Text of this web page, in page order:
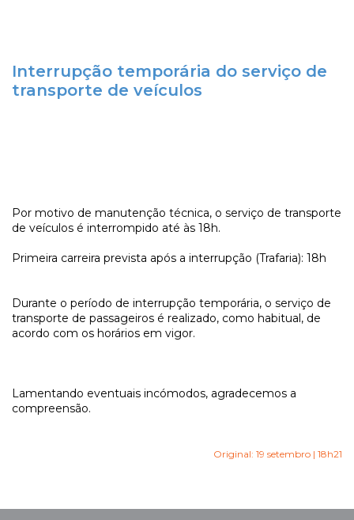
Interrupção temporária do serviço de
transporte de veículos
Por motivo de manutenção técnica, o serviço de transporte
de veículos é interrompido até às 18h.
Primeira carreira prevista após a interrupção (Trafaria): 18h
Durante o período de interrupção temporária, o serviço de
transporte de passageiros é realizado, como habitual, de
acordo com os horários em vigor.
Lamentando eventuais incómodos, agradecemos a
compreensão.
Original: 19 setembro | 18h21